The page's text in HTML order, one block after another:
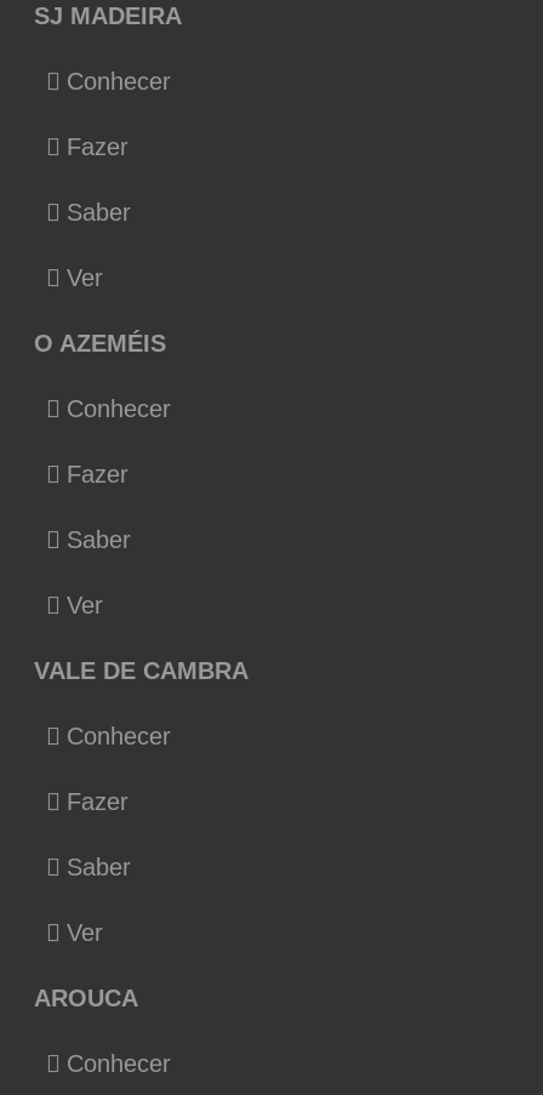
SJ MADEIRA
Conhecer
Fazer
Saber
Ver
O AZEMÉIS
Conhecer
Fazer
Saber
Ver
VALE DE CAMBRA
Conhecer
Fazer
Saber
Ver
AROUCA
Conhecer